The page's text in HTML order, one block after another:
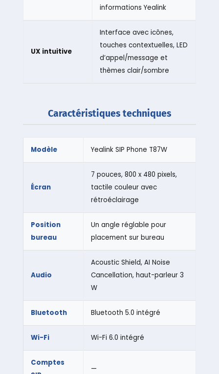
informations Yealink
UX intuitive
Interface avec icônes,
touches contextuelles, LED
d’appel/message et
thèmes clair/sombre
Caractéristiques techniques
Modèle Yealink SIP Phone T87W
Écran
7 pouces, 800 x 480 pixels,
tactile couleur avec
rétroéclairage
Position
bureau
Un angle réglable pour
placement sur bureau
Audio
Acoustic Shield, AI Noise
Cancellation, haut-parleur 3
W
Bluetooth Bluetooth 5.0 intégré
Wi-Fi Wi-Fi 6.0 intégré
Comptes
—